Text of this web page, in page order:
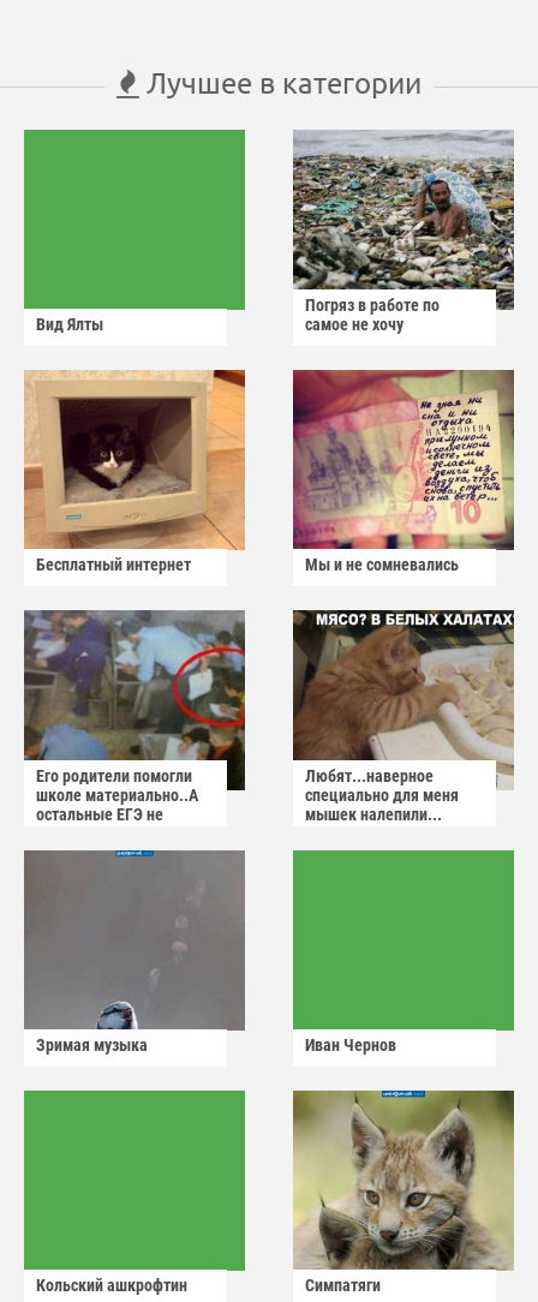
Лучшее в категории
Вид Ялты
Погряз в работе по
самое не хочу
Бесплатный интернет Мы и не сомневались
Его родители помогли
школе материально..А
остальные ЕГЭ не
Любят...наверное
специально для меня
мышек налепили...
Зримая музыка Иван Чернов
Кольский ашкрофтин Симпатяги